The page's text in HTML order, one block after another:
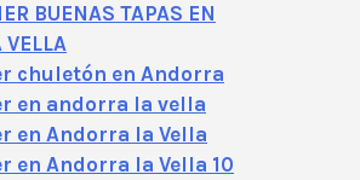
BUENAS TAPAS EN
VELLA
chuletón en Andorra
en andorra la vella
en Andorra la Vella
en Andorra la Vella 10